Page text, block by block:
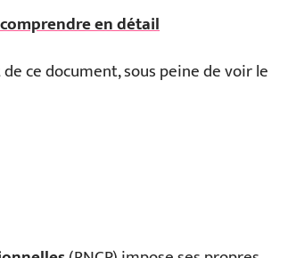
en détail
ce document, sous peine de voir le